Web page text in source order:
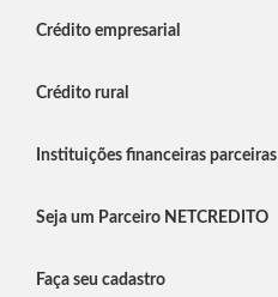
Crédito empresarial
Crédito rural
Instituições financeiras parceiras
Seja um Parceiro NETCREDITO
Faça seu cadastro